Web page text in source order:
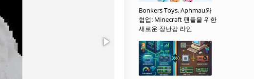
Bonkers Toys, Aphmau와
협업: Minecraft 팬들을 위한
새로운 장난감 라인